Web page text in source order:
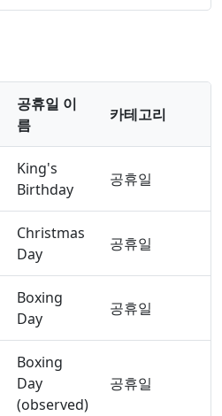
공휴일 이
름
카테고리
King's
Birthday
공휴일
Christmas
Day
공휴일
Boxing
Day
공휴일
Boxing
Day
(observed)
공휴일